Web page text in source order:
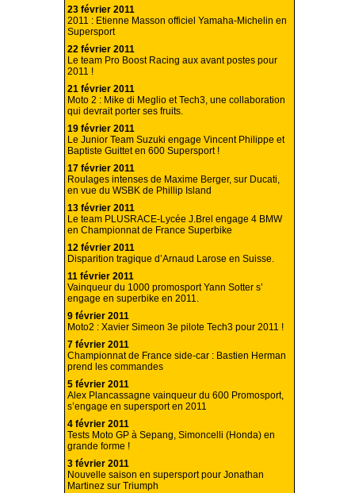
23 février 2011
2011 : Etienne Masson officiel Yamaha-Michelin en
Supersport
22 février 2011
Le team Pro Boost Racing aux avant postes pour
2011 !
21 février 2011
Moto 2 : Mike di Meglio et Tech3, une collaboration
qui devrait porter ses fruits.
19 février 2011
Le Junior Team Suzuki engage Vincent Philippe et
Baptiste Guittet en 600 Supersport !
17 février 2011
Roulages intenses de Maxime Berger, sur Ducati,
en vue du WSBK de Phillip Island
13 février 2011
Le team PLUSRACE-Lycée J.Brel engage 4 BMW
en Championnat de France Superbike
12 février 2011
Disparition tragique d’Arnaud Larose en Suisse.
11 février 2011
Vainqueur du 1000 promosport Yann Sotter s’
engage en superbike en 2011.
9 février 2011
Moto2 : Xavier Simeon 3e pilote Tech3 pour 2011 !
7 février 2011
Championnat de France side-car : Bastien Herman
prend les commandes
5 février 2011
Alex Plancassagne vainqueur du 600 Promosport,
s’engage en supersport en 2011
4 février 2011
Tests Moto GP à Sepang, Simoncelli (Honda) en
grande forme !
3 février 2011
Nouvelle saison en supersport pour Jonathan
Martinez sur Triumph